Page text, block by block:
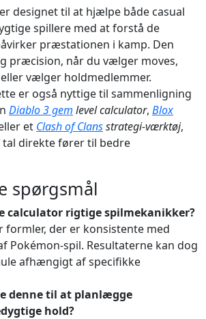
designet til at hjælpe både casual
spillere med at forstå de
præstationen i kamp. Den
præcision, når du vælger moves,
vælger holdmedlemmer.
er også nyttige til sammenligning
Diablo 3 gem level calculator, Blox
et Clash of Clansstrategi-værktøj,
direkte fører til bedre
spørgsmål
calculator rigtige spilmekanikker?
formler, der er konsistente med
Pokémon-spil. Resultaterne kan dog
afhængigt af specifikke
denne til at planlægge
hold?